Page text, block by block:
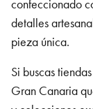
confeccionado
detalles
pieza única.
Si buscas
Gran Canaria